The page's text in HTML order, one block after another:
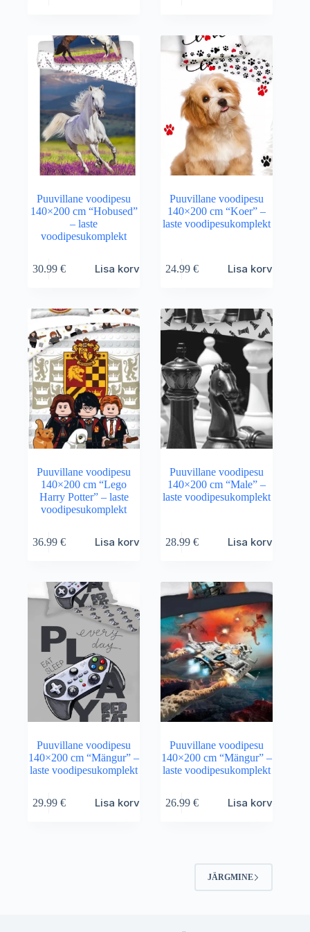
39.99 €.
37.99 €.
Puuvillane voodipesu
140×200 cm “Hobused”
– laste
voodipesukomplekt
30.99 € Lisa korvi
Puuvillane voodipesu
140×200 cm “Koer” –
laste voodipesukomplekt
24.99 € Lisa korvi
Puuvillane voodipesu
140×200 cm “Lego
Harry Potter” – laste
voodipesukomplekt
36.99 € Lisa korvi
Puuvillane voodipesu
140×200 cm “Male” –
laste voodipesukomplekt
28.99 € Lisa korvi
Puuvillane voodipesu
140×200 cm “Mängur” –
laste voodipesukomplekt
29.99 € Lisa korvi
Puuvillane voodipesu
140×200 cm “Mängur” –
laste voodipesukomplekt
26.99 € Lisa korvi
JÄRGMINE